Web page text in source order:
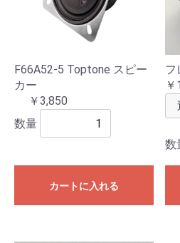
F66A52-5 Toptone スピー
カー
￥3,850
数量
カートに入れる
フ
数